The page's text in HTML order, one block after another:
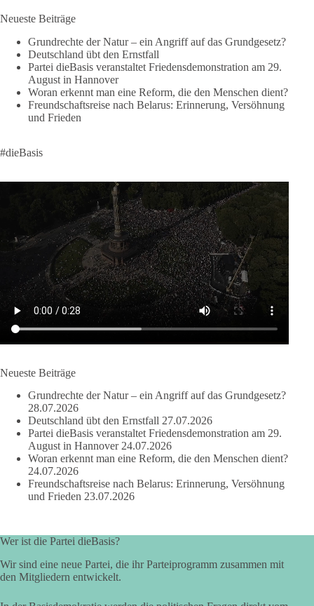
🟩🟩🟦🟦🟥🟥🟧🟧
Like, teile und kommentiere unsere Beiträge, damit noch mehr
Menschen mitbekommen, wofür wir stehen und warum es sich
lohnt, dieBasis zu wählen.
Mehr Infos: https://diebasis-st.de/wahlprogramm/
#dieBasis #Landtagswahl
Auf Facebook ansehen
DieBasis
2 Tage(n) zuvor
🔎 Über 100-mal keine Antwort.
Anthony Fauci, Immunologe und Berater des ehemaligen US-
Präsidenten, hat bei einer Anhörung des US-Senats auf mehr
als 100 Fragen die Aussage verweigert. Die juristische
der Vorgang eines deutlich:
Die Corona-Zeit ist noch lange nicht aufgearbeitet.
Auch in Deutschland warten viele Menschen bis heute auf
Antworten:
❓ Wie wurden politische Entscheidungen getroffen?
❓ Welche Maßnahmen waren notwendig und welche nicht?
❓Und wer übernimmt die Verantwortung für die massiven
in unseren Rechtsstaat?
🟩🟩🟦🟦🟥🟥🟧🟧
Neueste Beiträge
Grundrechte der Natur – ein Angriff auf das Grundgesetz?
Deutschland übt den Ernstfall
Partei dieBasis veranstaltet Friedensdemonstration am 29.
August in Hannover
Woran erkennt man eine Reform, die den Menschen dient?
Freundschaftsreise nach Belarus: Erinnerung, Versöhnung
und Frieden
#dieBasis
Neueste Beiträge
Grundrechte der Natur – ein Angriff auf das Grundgesetz?
28.07.2026
Deutschland übt den Ernstfall 27.07.2026
Partei dieBasis veranstaltet Friedensdemonstration am 29.
August in Hannover 24.07.2026
Woran erkennt man eine Reform, die den Menschen dient?
24.07.2026
Freundschaftsreise nach Belarus: Erinnerung, Versöhnung
und Frieden 23.07.2026
Wer ist die Partei dieBasis?
Wir sind eine neue Partei, die ihr Parteiprogramm zusammen mit
den Mitgliedern entwickelt.